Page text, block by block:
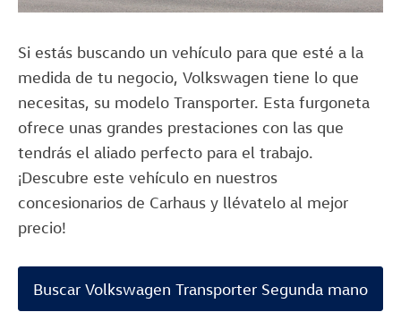
Si estás buscando un vehículo para que esté a la
medida de tu negocio, Volkswagen tiene lo que
necesitas, su modelo Transporter. Esta furgoneta
ofrece unas grandes prestaciones con las que
tendrás el aliado perfecto para el trabajo.
¡Descubre este vehículo en nuestros
concesionarios de Carhaus y llévatelo al mejor
precio!
Buscar Volkswagen Transporter Segunda mano